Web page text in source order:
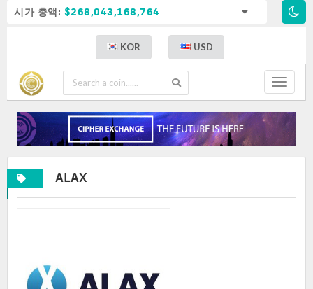
시가 총액: $268,043,168,764
KOR USD
Toggle
ALAX